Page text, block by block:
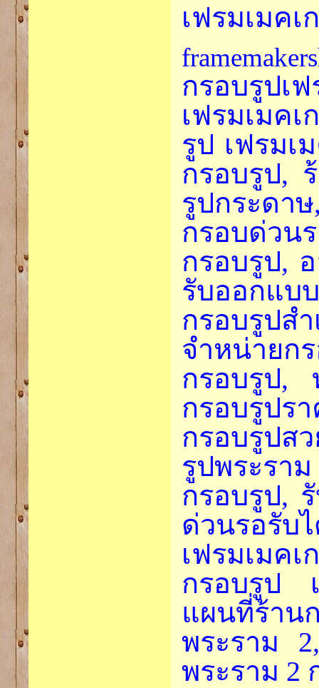
เฟรมเมคเ
กรอบรูปเ
เฟรมเมค
รูป เฟรมเ
กรอบรูป,
รูปกระด
กรอบด่ว
กรอบรูป,
รับออกแบ
กรอบรูป
จำหน่าย
กรอบรูป,
กรอบรูป
กรอบรูปส
รูปพระร
กรอบรูป,
ด่วนรอรับ
เฟรมเมค
กรอบรูป
แผนที่ร้า
พระราม
พระราม 2